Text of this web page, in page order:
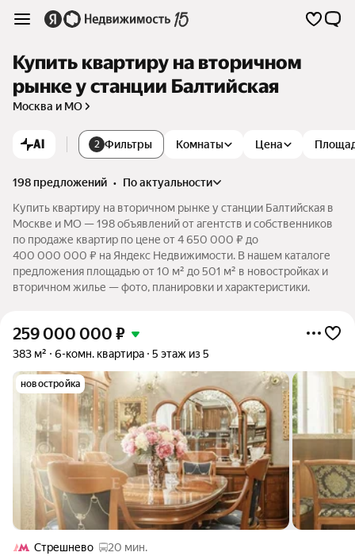
Купить квартиру на вторичном
рынке у станции Балтийская
Москва и МО
AI 2 Фильтры Комнаты Цена
198 предложений •
по актуальности
Купить квартиру на вторичном рынке у станции Балтийская в
Москве и МО — 198 объявлений от агентств и собственников
по продаже квартир по цене от 4 650 000 ₽ до
400 000 000 ₽ на Яндекс Недвижимости. В нашем каталоге
предложения площадью от 10 м² до 501 м² в новостройках и
вторичном жилье — фото, планировки и характеристики.
259 000 000 ₽
383 м² 6-комн. квартира 5 этаж из 5
новостройка
Стрешнево
20 мин.